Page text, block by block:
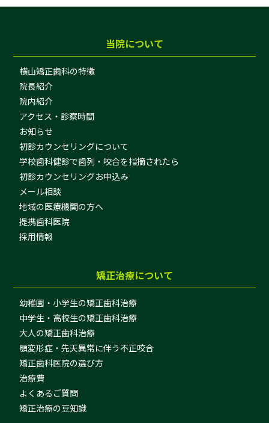
当院について
横山矯正歯科の特徴
院長紹介
院内紹介
アクセス・診察時間
お知らせ
初診カウンセリングについて
学校歯科健診で歯列・咬合を指摘されたら
初診カウンセリングお申込み
メール相談
地域の医療機関の方へ
提携歯科医院
採用情報
矯正治療について
幼稚園・小学生の矯正歯科治療
中学生・高校生の矯正歯科治療
大人の矯正歯科治療
顎変形症・先天異常に伴う不正咬合
矯正歯科医院の選び方
治療費
よくあるご質問
矯正治療の豆知識